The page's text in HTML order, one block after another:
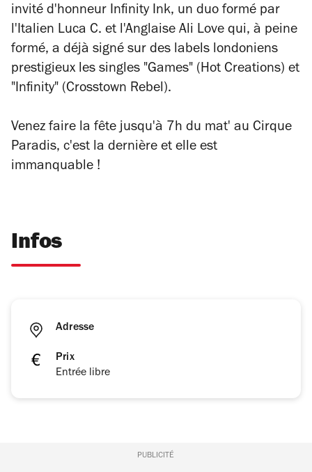
invité d'honneur Infinity Ink, un duo formé par
l'Italien Luca C. et l'Anglaise Ali Love qui, à peine
formé, a déjà signé sur des labels londoniens
prestigieux les singles "Games" (Hot Creations) et
"Infinity" (Crosstown Rebel).
Venez faire la fête jusqu'à 7h du mat' au Cirque
Paradis, c'est la dernière et elle est
immanquable !
Infos
Adresse
Prix
Entrée libre
PUBLICITÉ